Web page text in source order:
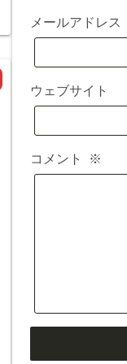
メールアドレス
ウェブサイト
コメント ※